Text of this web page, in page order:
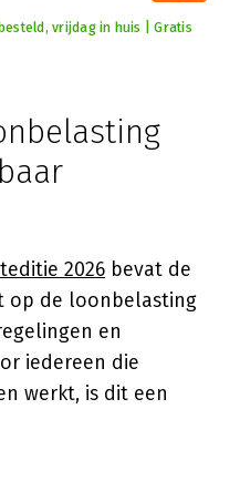
vrijdag in huis | Gratis
2026 bevat de
op de loonbelasting
en
iedereen die
werkt, is dit een